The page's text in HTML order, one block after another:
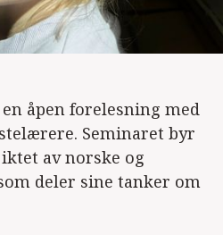
åpen forelesning med
Seminaret byr
av norske og
deler sine tanker om